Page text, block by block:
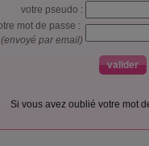
votre pseudo :
mot de passe :
(envoyé par email)
Si vous avez oublié votre mot